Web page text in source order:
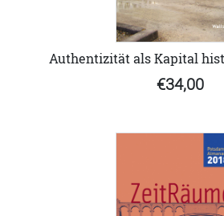
Authentizität als Kapital
€34,00